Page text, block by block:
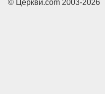
© Церкви.com 2003-2026